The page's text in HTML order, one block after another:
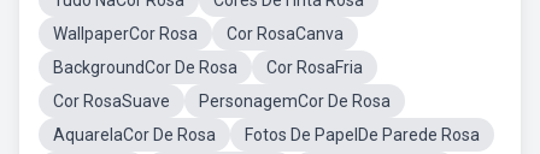
WallpaperCor Rosa
Cor RosaCanva
BackgroundCor De Rosa
Cor RosaFria
Cor RosaSuave
PersonagemCor De Rosa
AquarelaCor De Rosa
Fotos De PapelDe Parede Rosa